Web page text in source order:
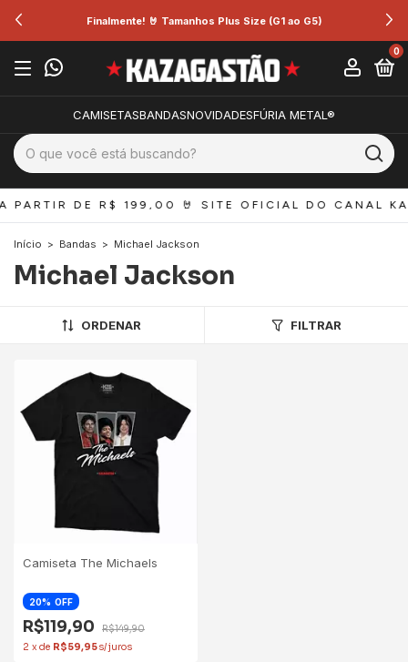
Finalmente! 🤘 Tamanhos Plus Size (G1 ao G5)
0
CAMISETASBANDASNOVIDADESFÚRIA METAL®
PARTIR DE R$ 199,00 🤘 SITE OFICIAL DO CANAL
Início > Bandas > Michael Jackson
Michael Jackson
ORDENAR FILTRAR
Camiseta The Michaels
20 OFF
R$119,90
R$149,90
2 x de R$59,95